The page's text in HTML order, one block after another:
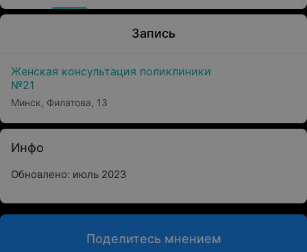
Запись
Женская консультация поликлиники
№21
Минск, Филатова, 13
Инфо
Обновлено: июль 2023
Поделитесь мнением